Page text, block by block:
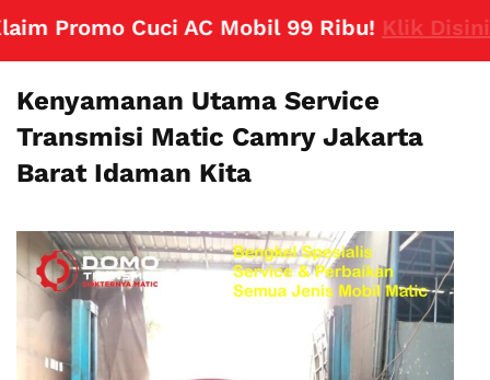
Promo Cuci AC Mobil 99 Ribu!Klik Disini
Kenyamanan Utama Service
Transmisi Matic Camry Jakarta
Barat Idaman Kita